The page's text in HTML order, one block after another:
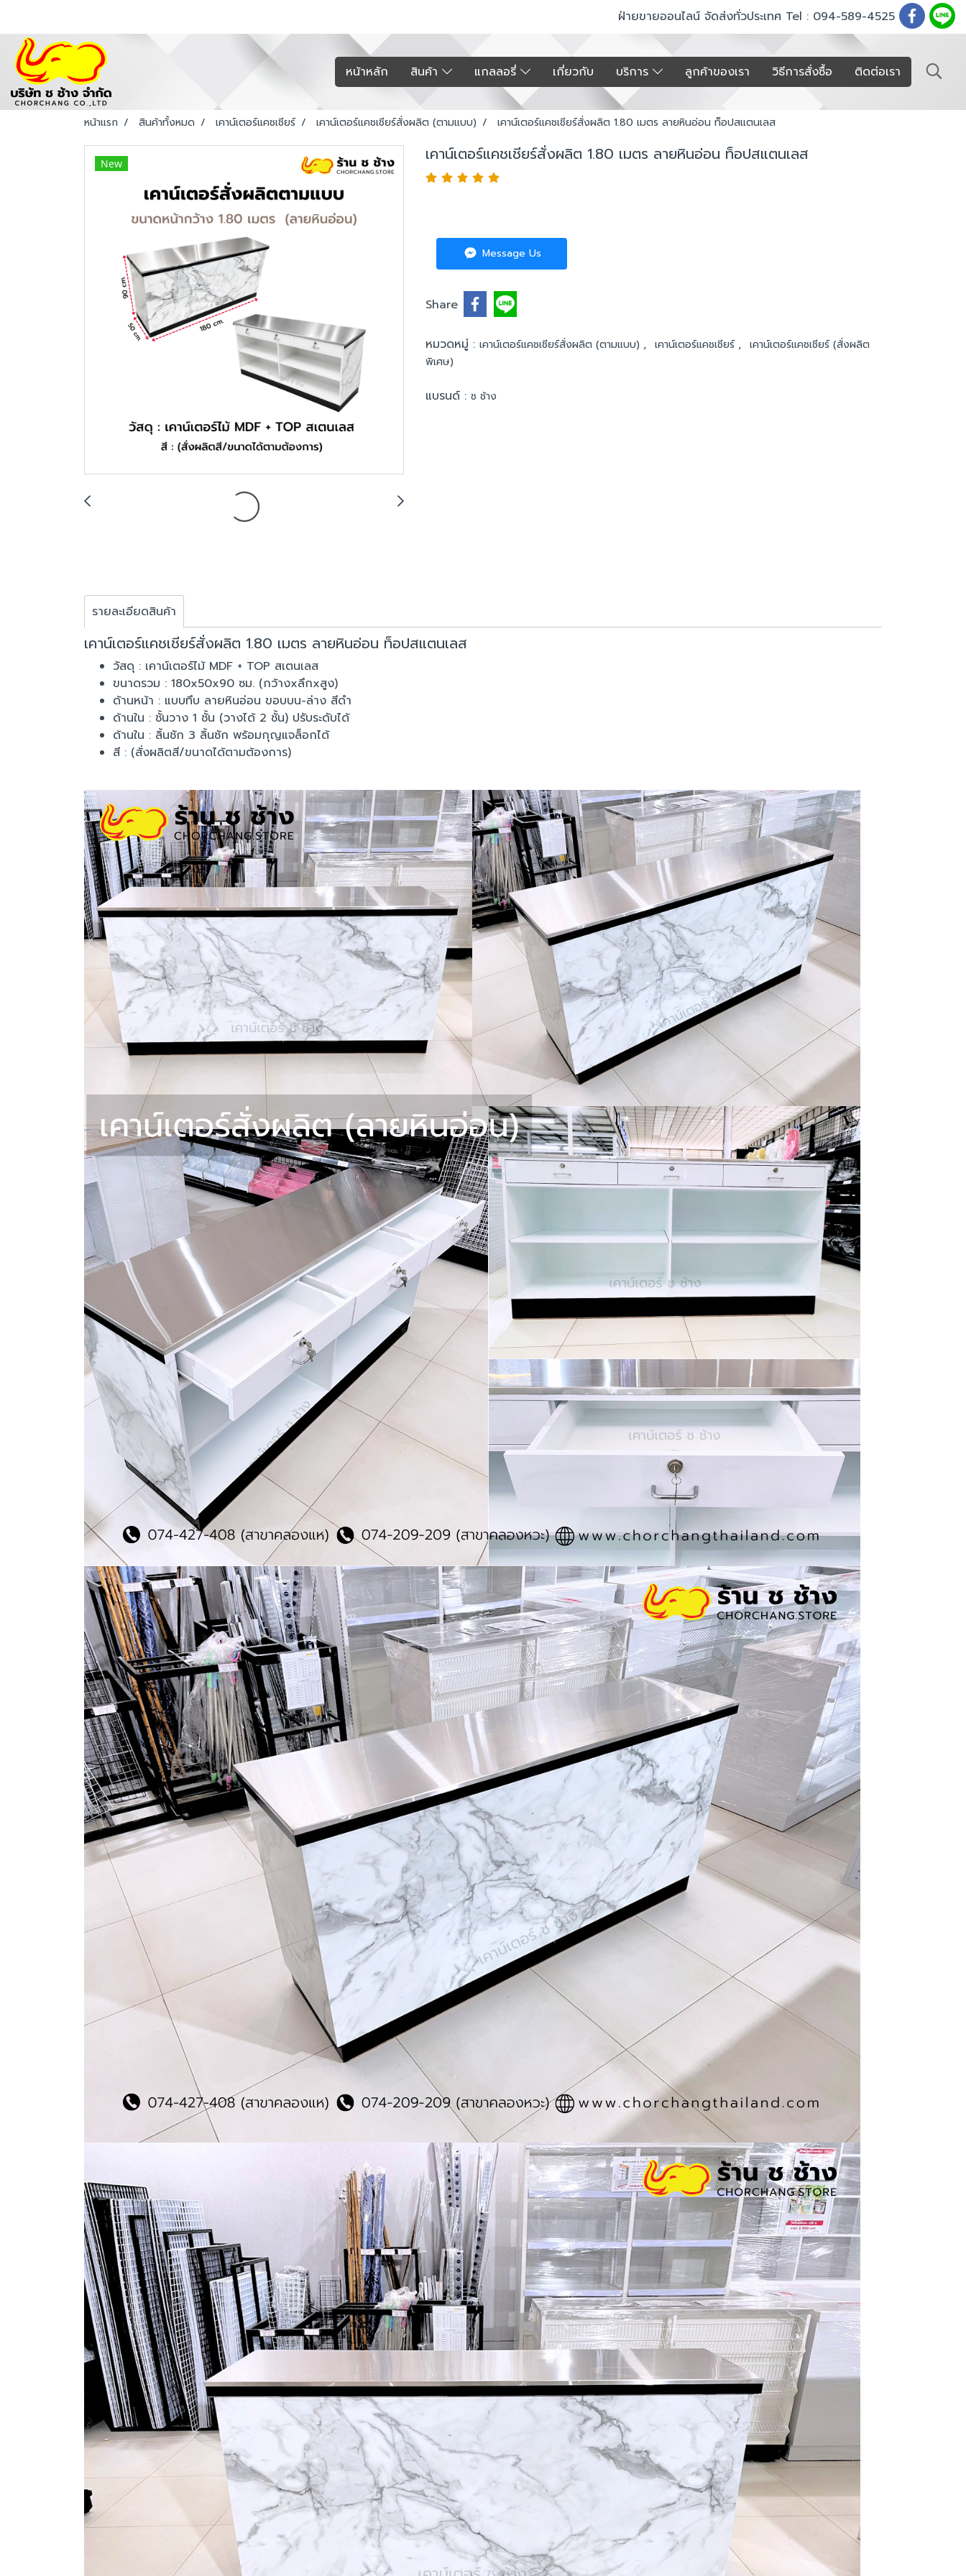
ฝ่ายขายออนไลน์ จัดส่งทั่วประเทศ Tel : 094-589-4525
หน้าหลัก สินค้า แกลลอรี่ เกี่ยวกับ บริการ ลูกค้าของเรา วิธีการสั่งซื้อ ติดต่อเรา
หน้าแรก สินค้าทั้งหมด เคาน์เตอร์แคชเชียร์ เคาน์เตอร์แคชเชียร์สั่งผลิต (ตามแบบ) เคาน์เตอร์แคชเชียร์สั่งผลิต 1.80 เมตร ลายหินอ่อน ท็อปสแตนเลส
New เคาน์เตอร์แคชเชียร์สั่งผลิต 1.80 เมตร ลายหินอ่อน ท็อปสแตนเลส
Message Us
Share
หมวดหมู่ : เคาน์เตอร์แคชเชียร์สั่งผลิต (ตามแบบ) , เคาน์เตอร์แคชเชียร์ , เคาน์เตอร์แคชเชียร์ (สั่งผลิต
พิเศษ)
แบรนด์ : ช ช้าง
รายละเอียดสินค้า
เคาน์เตอร์แคชเชียร์สั่งผลิต 1.80 เมตร ลายหินอ่อน ท็อปสแตนเลส
วัสดุ : เคาน์เตอร์ไม้ MDF + TOP สเตนเลส
ขนาดรวม : 180x50x90 ซม. (กว้างxลึกxสูง)
ด้านหน้า : แบบทึบ ลายหินอ่อน ขอบบน-ล่าง สีดำ
ด้านใน : ชั้นวาง 1 ชั้น (วางได้ 2 ชั้น) ปรับระดับได้
ด้านใน : ลิ้นชัก 3 ลิ้นชัก พร้อมกุญแจล็อกได้
สี : (สั่งผลิตสี/ขนาดได้ตามต้องการ)